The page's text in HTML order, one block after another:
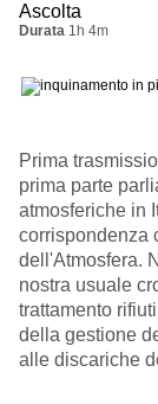
Ascolta
Durata 1h 4m
Prima
prima parte
atmosferiche in
corrispondenza
dell'Atmosfera.
nostra usuale
trattamento
della gestione
alle discariche